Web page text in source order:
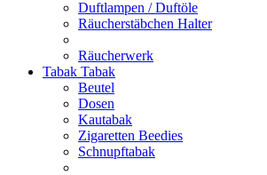
Duftlampen / Duftöle
Räucherstäbchen Halter
Räucherwerk
Tabak Tabak
Beutel
Dosen
Kautabak
Zigaretten Beedies
Schnupftabak